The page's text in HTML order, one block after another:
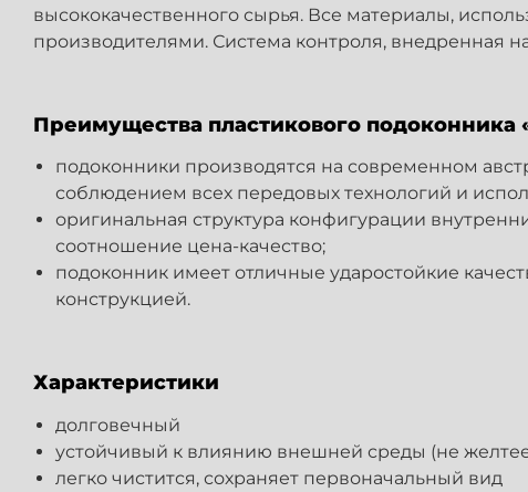
высококачественного сырья. Все материалы,
производителями. Система контроля, внедренная
Преимущества пластикового подоконника
подоконники производятся на современном
соблюдением всех передовых технологий и
оригинальная структура конфигурации
соотношение цена-качество;
подоконник имеет отличные ударостойкие
конструкцией.
Характеристики
долговечный
устойчивый к влиянию внешней среды (не
легко чистится, сохраняет первоначальный вид